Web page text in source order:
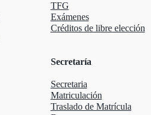
TFG
Exámenes
Créditos de libre elección
Secretaría
Secretaria
Matriculación
Traslado de Matrícula